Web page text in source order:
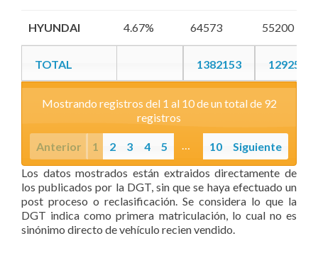
HYUNDAI 4.67% 64573 55200
TOTAL 1382153 1292571
HYUNDAI
TOTAL
Mostrando registros del 1 al 10 de un total de 92
registros
Anterior 1 2 3 4 5 10
Siguiente
Los datos mostrados están extraidos directamente de
los publicados por la DGT, sin que se haya efectuado un
post proceso o reclasificación. Se considera lo que la
DGT indica como primera matriculación, lo cual no es
sinónimo directo de vehículo recien vendido.